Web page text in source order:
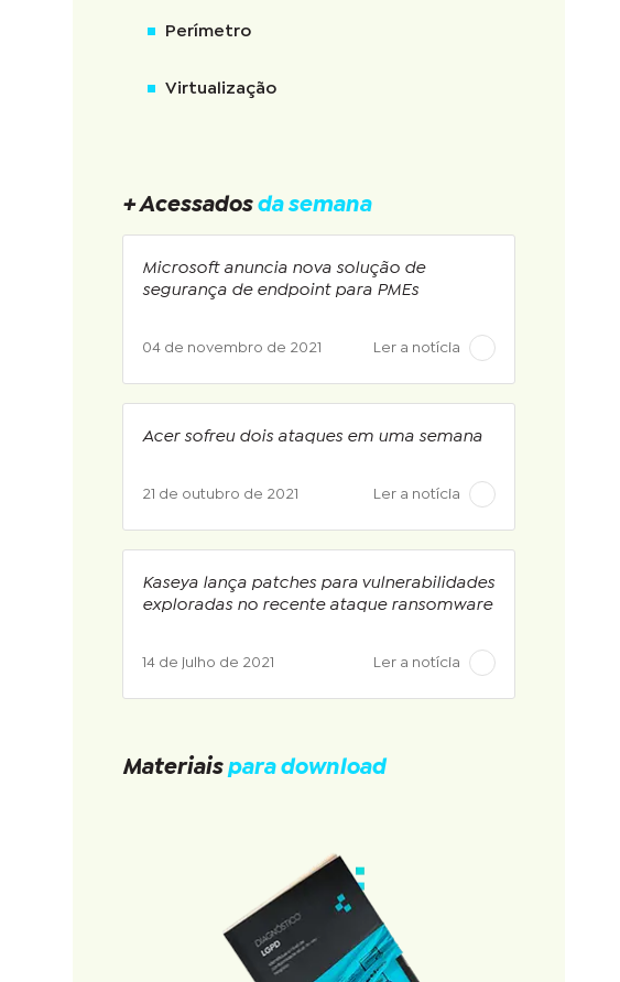
Perímetro
Virtualização
+ Acessados da semana
Microsoft anuncia nova solução de
segurança de endpoint para PMEs
04 de novembro de 2021 Ler a notícia
Acer sofreu dois ataques em uma semana
21 de outubro de 2021 Ler a notícia
Kaseya lança patches para vulnerabilidades
exploradas no recente ataque ransomware
14 de julho de 2021 Ler a notícia
Materiais para download